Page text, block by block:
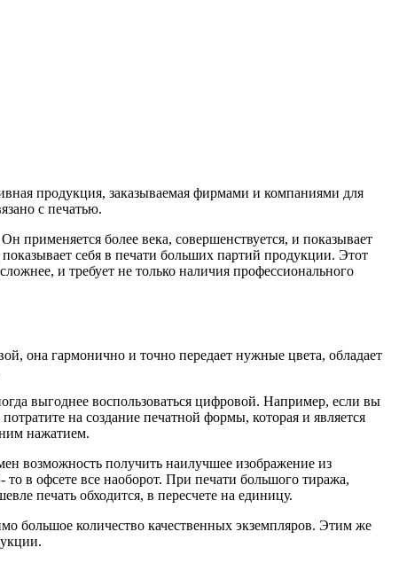
продукция, заказываемая фирмами и компаниями для
с печатью.
применяется более века, совершенствуется, и показывает
себя в печати больших партий продукции. Этот
и требует не только наличия профессионального
она гармонично и точно передает нужные цвета, обладает
выгоднее воспользоваться цифровой. Например, если вы
на создание печатной формы, которая и является
нажатием.
возможность получить наилучшее изображение из
в офсете все наоборот. При печати большого тиража,
печать обходится, в пересчете на единицу.
большое количество качественных экземпляров. Этим же